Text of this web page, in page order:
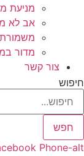
מניעת
אב לא
מדור
צור קשר
חיפוש
חפש
Phone-alt